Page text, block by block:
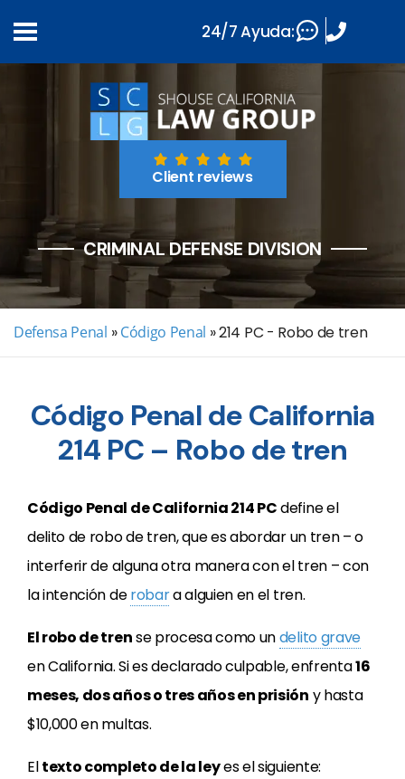
Client reviews
CRIMINAL DEFENSE DIVISION
Defensa Penal » Código Penal »214 PC - Robo de tren
Código Penal de California
214 PC – Robo de tren
Código Penal de California 214 PCdefine el
delito de robo de tren, que es abordar un tren – o
interferir de alguna otra manera con el tren – con
la intención derobara alguien en el tren.
El robo de trense procesa como undelito grave
en California. Si es declarado culpable, enfrenta16
meses, dos años o tres años en prisión y hasta
$10,000 en multas.
Eltexto completo de la leyes el siguiente:
24/7 Ayuda: